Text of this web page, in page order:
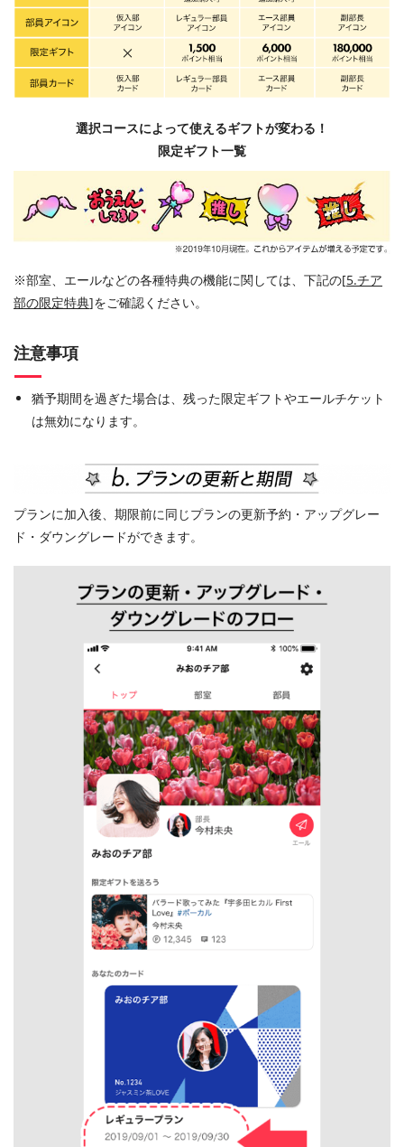
選択コースによって使えるギフトが変わる！
限定ギフト一覧
※部室、エールなどの各種特典の機能に関しては、下記の[5.チア
部の限定特典]をご確認ください。
注意事項
猶予期間を過ぎた場合は、残った限定ギフトやエールチケット
は無効になります。
プランに加入後、期限前に同じプランの更新予約・アップグレー
ド・ダウングレードができます。